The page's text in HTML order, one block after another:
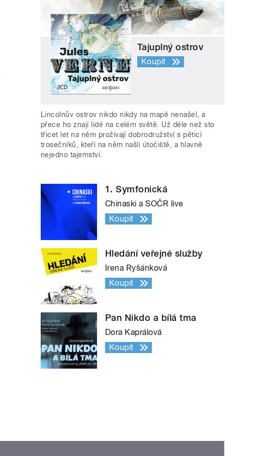
Tajuplný ostrov
Koupit
Lincolnův ostrov nikdo nikdy na mapě nenašel, a
přece ho znají lidé na celém světě. Už déle než sto
třicet let na něm prožívají dobrodružství s pěticí
trosečníků, kteří na něm našli útočiště, a hlavně
nejedno tajemství.
1. Symfonická
Chinaski a SOČR live
Koupit
Hledání veřejné služby
Irena Ryšánková
Koupit
Pan Nikdo a bílá tma
Dora Kaprálová
Koupit